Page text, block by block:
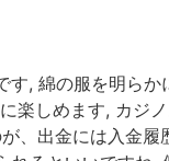
, 綿の服を明ら
楽しめます, カジ
、出金には入金